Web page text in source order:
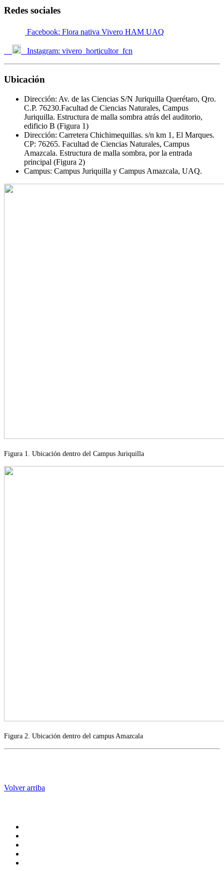
Redes sociales
Facebook: Flora nativa Vivero HAM UAQ
Instagram: vivero_horticultor_fcn
Ubicación
Dirección: Av. de las Ciencias S/N Juriquilla Querétaro, Qro.
C.P. 76230.Facultad de Ciencias Naturales, Campus
Juriquilla. Estructura de malla sombra atrás del auditorio,
edificio B (Figura 1)
Dirección: Carretera Chichimequillas. s/n km 1, El Marques.
CP: 76265. Facultad de Ciencias Naturales, Campus
Amazcala. Estructura de malla sombra, por la entrada
principal (Figura 2)
Campus: Campus Juriquilla y Campus Amazcala, UAQ.
Figura 1. Ubicación dentro del Campus Juriquilla
Figura 2. Ubicación dentro del campus Amazcala
Volver arriba